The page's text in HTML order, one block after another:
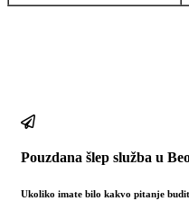
Pouzdana šlep služba u
Ukoliko imate bilo kakvo pitanje